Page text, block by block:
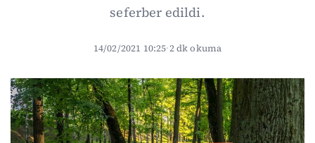
seferber edildi.
14/02/2021 10:25·2 dk okuma